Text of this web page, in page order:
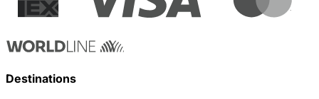
Destinations